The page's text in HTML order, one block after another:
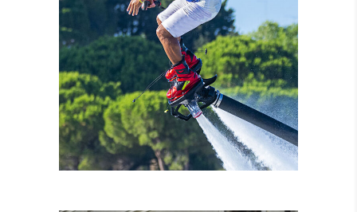
NOLEGGIO MOTO
D’ACQUA